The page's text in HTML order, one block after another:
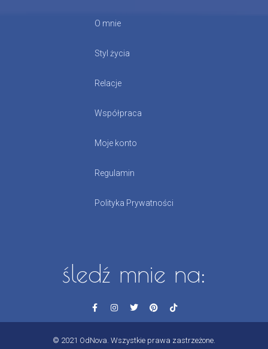
O mnie
Styl życia
Relacje
Współpraca
Moje konto
Regulamin
Polityka Prywatności
śledź mnie na:
© 2021 OdNova. Wszystkie prawa zastrzeżone.